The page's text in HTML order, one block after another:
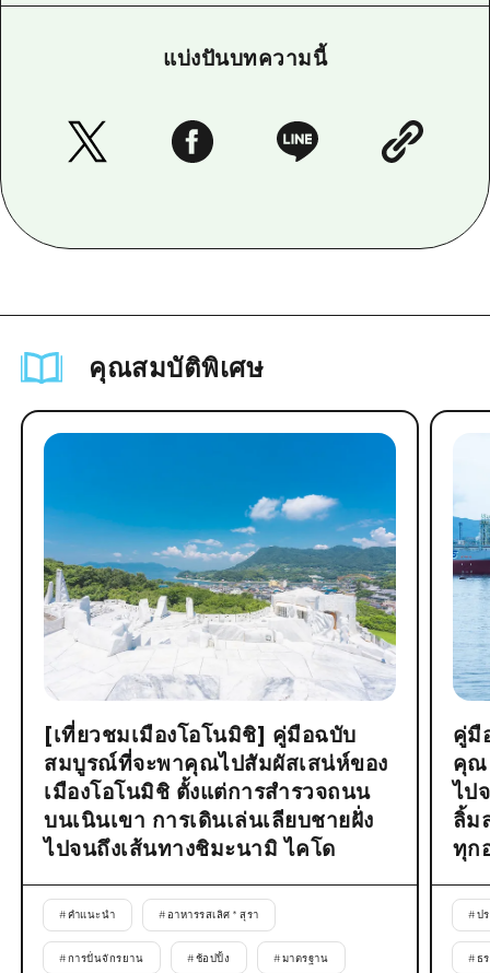
แบ่งปันบทความนี้
คุณสมบัติพิเศษ
[เที่ยวชมเมืองโอโนมิชิ] คู่มือฉบับ
สมบูรณ์ที่จะพาคุณไปสัมผัสเสน่ห์ของ
เมืองโอโนมิชิ ตั้งแต่การสำรวจถนน
บนเนินเขา การเดินเล่นเลียบชายฝั่ง
ไปจนถึงเส้นทางชิมะนามิ ไคโด
#คำแนะนำ # อาหารรสเลิศ * สุรา
#การปั่นจักรยาน #ช้อปปิ้ง #มาตรฐาน
คู่มื
คุณ
ไป
ลิ้ม
ทุก
#ป
#ธ